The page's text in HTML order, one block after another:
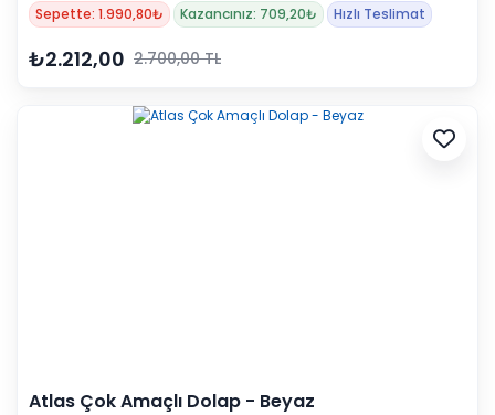
Sepette: 1.990,80₺ Kazancınız: 709,20₺ Hızlı Teslimat
₺2.212,00 2.700,00 TL
Atlas Çok Amaçlı Dolap - Beyaz